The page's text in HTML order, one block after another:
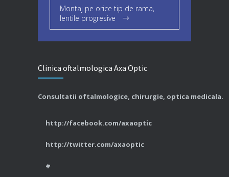
Montaj pe orice tip de rama,
lentile progresive
Clinica oftalmologica Axa Optic
Consultatii oftalmologice, chirurgie, optica medicala.
http://facebook.com/axaoptic
http://twitter.com/axaoptic
#